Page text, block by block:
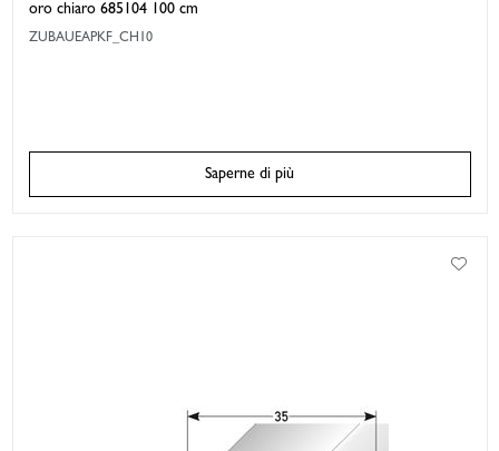
oro chiaro 685104 100 cm
ZUBAUEAPKF_CH10
Saperne di più